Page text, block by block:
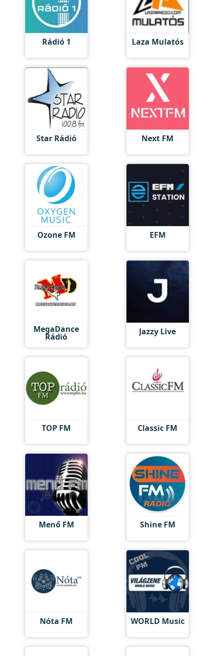
Rádió 1 Laza Mulatós
Star Rádió Next FM
Ozone FM EFM
MegaDance
Rádió Jazzy Live
TOP FM Classic FM
Menő FM Shine FM
Nóta FM WORLD Music